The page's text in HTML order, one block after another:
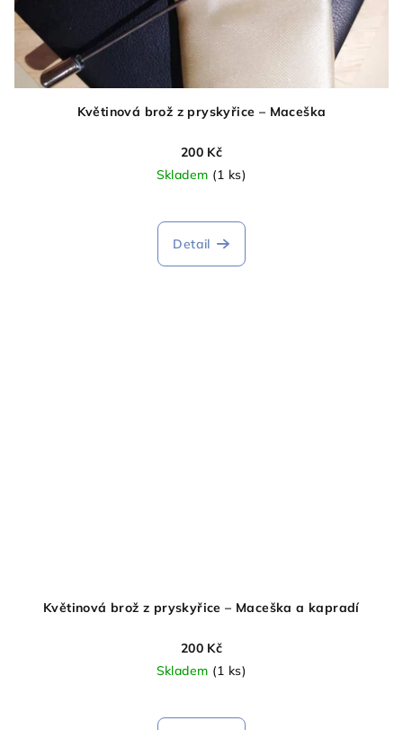
Květinová brož z pryskyřice – Maceška
200 Kč
Skladem (1 ks)
Detail
Květinová brož z pryskyřice – Maceška a kapradí
200 Kč
Skladem (1 ks)